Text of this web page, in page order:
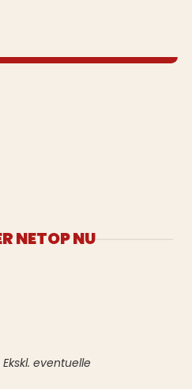
NETOP NU
eventuelle